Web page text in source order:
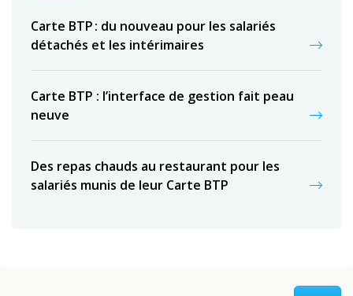
Carte BTP : du nouveau pour les salariés
détachés et les intérimaires
Carte BTP : l’interface de gestion fait peau
neuve
Des repas chauds au restaurant pour les
salariés munis de leur Carte BTP